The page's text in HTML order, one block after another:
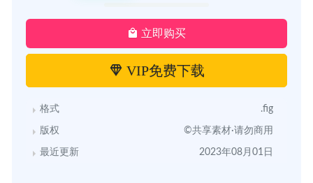
立即购买
VIP免费下载
格式 .fig
版权 ©共享素材·请勿商用
最近更新 2023年08月01日